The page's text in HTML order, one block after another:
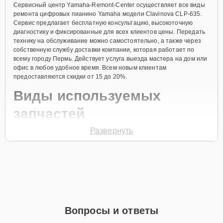
Сервисный центр Yamaha-Remont-Center осуществляет все виды
ремонта цифровых пианино Yamaha модели Clavinova CLP-635.
Сервис предлагает бесплатную консультацию, высокоточную
диагностику и фиксированные для всех клиентов цены. Передать
технику на обслуживание можно самостоятельно, а также через
собственную службу доставки компании, которая работает по
всему городу Пермь. Действует услуга выезда мастера на дом или
офис в любое удобное время. Всем новым клиентам
предоставляются скидки от 15 до 20%.
Виды используемых
запчастей
Для ремонта цифрового пианино модели Clavinova CLP-635
активное использование устройства дольше
Развернуть
Вопросы и ответы